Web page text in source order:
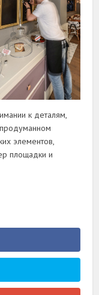
к деталям,
элементов,
площадки и